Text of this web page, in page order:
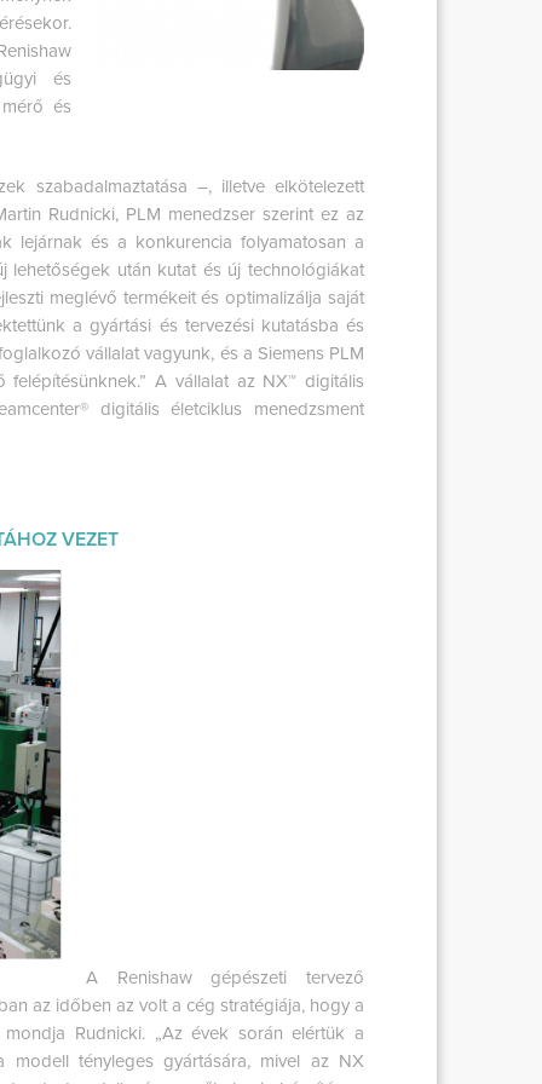
és
és
szabadalmaztatása –, illetve elkötelezett
Rudnicki, PLM menedzser szerint ez az
lejárnak és a konkurencia folyamatosan a
lehetőségek után kutat és új technológiákat
meglévő termékeit és optimalizálja saját
a gyártási és tervezési kutatásba és
vállalat vagyunk, és a Siemens PLM
A vállalat az NX™ digitális
digitális életciklus menedzsment
VEZET
A Renishaw gépészeti tervező
az időben az volt a cég stratégiája, hogy a
Rudnicki. „Az évek során elértük a
tényleges gyártására, mivel az NX